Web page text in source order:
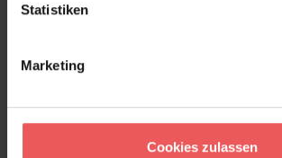
Statistiken
Marketing
Cookies zulassen